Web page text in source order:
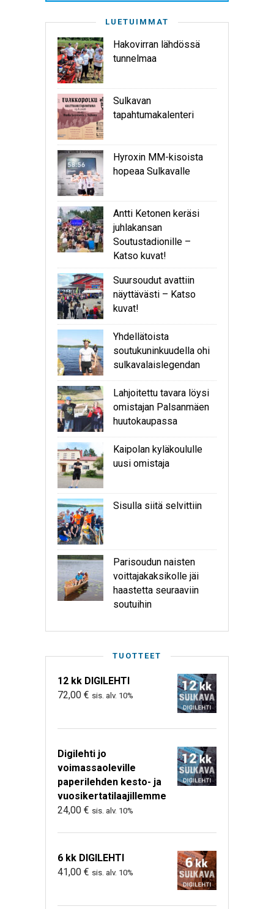
LUETUIMMAT
Hakovirran lähdössä
tunnelmaa
Sulkavan
tapahtumakalenteri
Hyroxin MM-kisoista
hopeaa Sulkavalle
Antti Ketonen keräsi
juhlakansan
Soutustadionille –
Katso kuvat!
Suursoudut avattiin
näyttävästi – Katso
kuvat!
Yhdellätoista
soutukuninkuudella ohi
sulkavalaislegendan
Lahjoitettu tavara löysi
omistajan Palsanmäen
huutokaupassa
Kaipolan kyläkoululle
uusi omistaja
Sisulla siitä selvittiin
Parisoudun naisten
voittajakaksikolle jäi
haastetta seuraaviin
soutuihin
TUOTTEET
12 kk DIGILEHTI
72,00 € sis. alv. 10%
Digilehti jo
voimassaoleville
paperilehden kesto- ja
vuosikertatilaajillemme
24,00 € sis. alv. 10%
6 kk DIGILEHTI
41,00 € sis. alv. 10%